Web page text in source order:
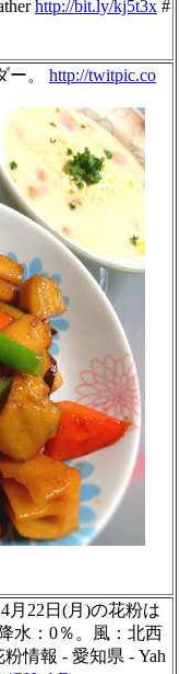
http://bit.ly/kj5t3x #
ー。 http://twitpic.co
月22日(月)の花粉は
水：0％。風：北西
情報 - 愛知県 - Yah